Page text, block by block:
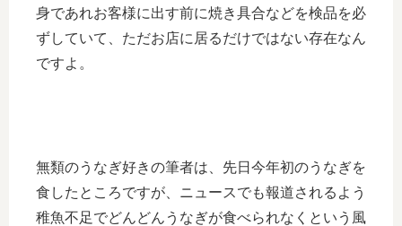
身であれお客様に出す前に焼き具合などを検品を必
ずしていて、ただお店に居るだけではない存在なん
ですよ。
無類のうなぎ好きの筆者は、先日今年初のうなぎを
食したところですが、ニュースでも報道されるよう
稚魚不足でどんどんうなぎが食べられなくという風